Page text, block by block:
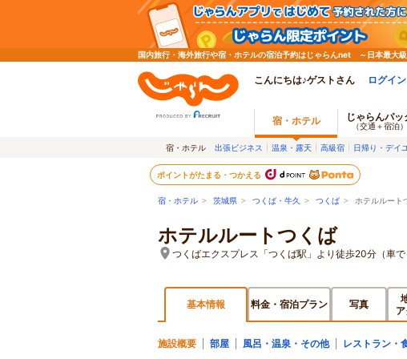
国内旅行・海外旅行や宿・ホテルの宿泊予約はじゃらんnet ～日本最大
こんにちは♪ゲストさん ログイン
宿・ホテル じゃらんパッ
（交通＋宿泊）
宿・ホテル 出張ビジネス 温泉・露天 高級宿 日帰り・デイ
ポイントがたまる・つかえる
宿・ホテル > 茨城県 > つくば・牛久 > つくば > ホテルルート
ホテルルートつくば
つくばエクスプレス「つくば駅」より徒歩20分（車で
基本情報 料金・宿泊プラン 写真
施設概要 部屋 風呂・温泉・その他 レストラン・